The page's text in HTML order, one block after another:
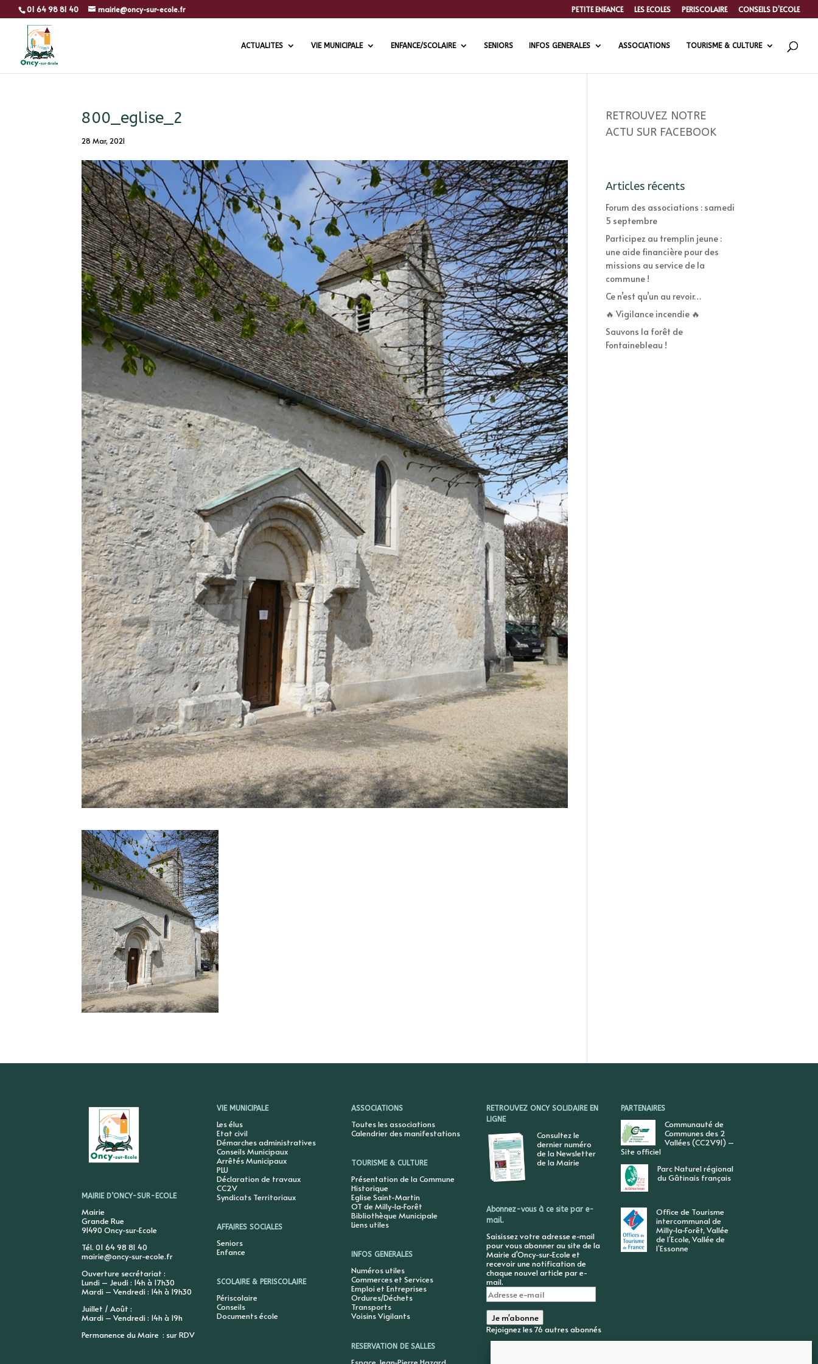
01 64 98 81 40 mairie@oncy-sur-ecole.fr PETITE ENFANCE LES ECOLES PERISCOLAIRE CONSEILS D’ECOLE
ACTUALITES VIE MUNICIPALE ENFANCE/SCOLAIRE SENIORS INFOS GENERALES ASSOCIATIONS TOURISME & CULTURE
800_eglise_2
28 Mar, 2021
RETROUVEZ NOTRE
ACTU SUR FACEBOOK
Articles récents
Forum des associations : samedi
5 septembre
Participez au tremplin jeune :
une aide financière pour des
missions au service de la
commune !
Ce n’est qu’un au revoir…
🔥 Vigilance incendie 🔥
Sauvons la forêt de
Fontainebleau !
MAIRIE D’ONCY-SUR-ECOLE
Mairie
Grande Rue
91490 Oncy-sur-Ecole
Tél. 01 64 98 81 40
mairie@oncy-sur-ecole.fr
Ouverture secrétariat :
Lundi – Jeudi : 14h à 17h30
Mardi – Vendredi : 14h à 19h30
Juillet / Août :
Mardi – Vendredi : 14h à 19h
Permanence du Maire : sur RDV
VIE MUNICIPALE
Les élus
Etat civil
Démarches administratives
Conseils Municipaux
Arrêtés Municipaux
PLU
Déclaration de travaux
CC2V
Syndicats Territoriaux
AFFAIRES SOCIALES
Seniors
Enfance
SCOLAIRE & PERISCOLAIRE
Périscolaire
Conseils
Documents école
ASSOCIATIONS
Toutes les associations
Calendrier des manifestations
TOURISME & CULTURE
Présentation de la Commune
Historique
Eglise Saint-Martin
OT de Milly-la-Forêt
Bibliothèque Municipale
Liens utiles
INFOS GENERALES
Numéros utiles
Commerces et Services
Emploi et Entreprises
Ordures/Déchets
Transports
Voisins Vigilants
RESERVATION DE SALLES
RETROUVEZ ONCY SOLIDAIRE EN
LIGNE
Consultez le
dernier numéro
de la Newsletter
de la Mairie
Abonnez-vous à ce site par e-
mail.
Saisissez votre adresse e-mail
pour vous abonner au site de la
Mairie d'Oncy-sur-Ecole et
recevoir une notification de
chaque nouvel article par e-
mail.
Adresse
e-
mail
Je m'abonne
Rejoignez les 76 autres abonnés
PARTENAIRES
Communauté de
Communes des 2
Vallées (CC2V91) –
Site officiel
Parc Naturel régional
du Gâtinais français
Office de Tourisme
intercommunal de
Milly-la-Forêt, Vallée
de l’Ecole, Vallée de
l’Essonne